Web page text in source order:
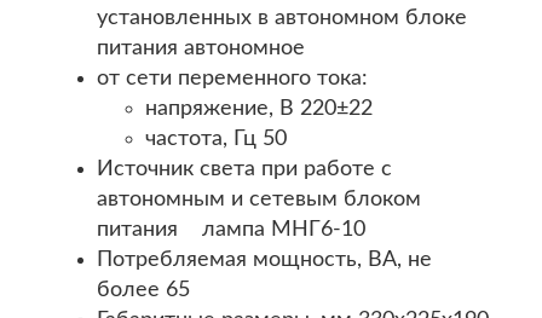
установленных в автономном блоке
питания автономное
от сети переменного тока:
напряжение, В 220±22
частота, Гц 50
Источник света при работе с
автономным и сетевым блоком
питания лампа МНГ6-10
Потребляемая мощность, ВА, не
более 65